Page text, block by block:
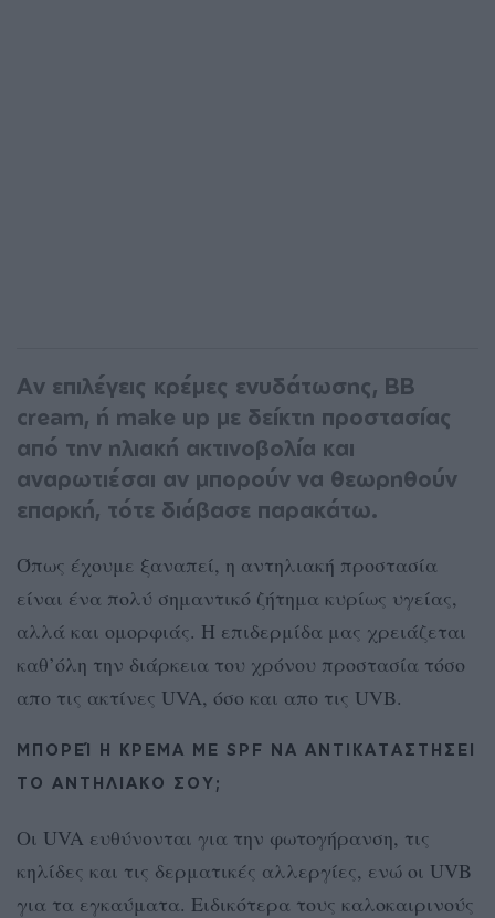
Αν επιλέγεις κρέμες ενυδάτωσης, BB
cream, ή make up με δείκτη προστασίας
από την ηλιακή ακτινοβολία και
αναρωτιέσαι αν μπορούν να θεωρηθούν
επαρκή, τότε διάβασε παρακάτω.
Όπως έχουμε ξαναπεί, η αντηλιακή προστασία
είναι ένα πολύ σημαντικό ζήτημα κυρίως υγείας,
αλλά και ομορφιάς. Η επιδερμίδα μας χρειάζεται
καθ’όλη την διάρκεια του χρόνου προστασία τόσο
απο τις ακτίνες UVA, όσο και απo τις UVB.
ΜΠΟΡΕΊ Η ΚΡΕΜΑ ΜΕ SPF ΝΑ ΑΝΤΙΚΑΤΑΣΤΗΣΕΙ
ΤΟ ΑΝΤΗΛΙΑΚΟ ΣΟΥ;
Οι UVA ευθύνονται για την φωτογήρανση, τις
κηλίδες και τις δερματικές αλλεργίες, ενώ οι UVB
για τα εγκαύματα. Ειδικότερα τους καλοκαιρινούς